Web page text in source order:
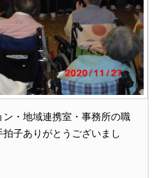
・地域連携室・事務所の職
子ありがとうございまし